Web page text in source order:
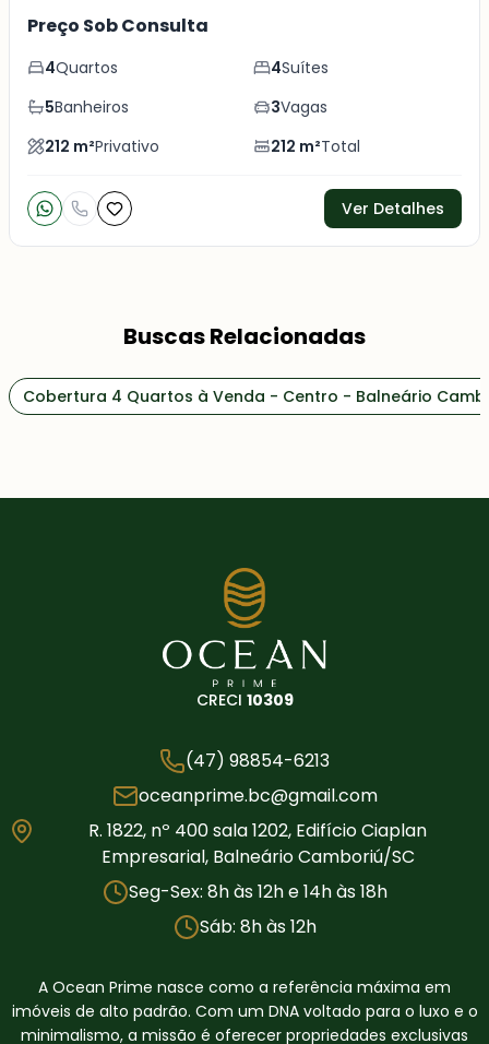
Preço Sob Consulta
4Quartos 4Suítes
5Banheiros 3Vagas
212 m²Privativo 212 m²Total
Ver Detalhes
Buscas Relacionadas
Cobertura 4 Quartos à Venda - Centro - Balneário
CRECI 10309
(47) 98854-6213
oceanprime.bc@gmail.com
R. 1822, nº 400 sala 1202, Edifício Ciaplan
Empresarial, Balneário Camboriú/SC
Seg-Sex: 8h às 12h e 14h às 18h
Sáb: 8h às 12h
A Ocean Prime nasce como a referência máxima em
imóveis de alto padrão. Com um DNA voltado para o luxo e o
minimalismo, a missão é oferecer propriedades exclusivas